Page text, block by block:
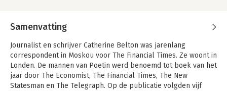
Samenvatting
Journalist en schrijver Catherine Belton was jarenlang
correspondent in Moskou voor The Financial Times. Ze woont in
Londen. De mannen van Poetin werd benoemd tot boek van het
jaar door The Economist, The Financial Times, The New
Statesman en The Telegraph. Op de publicatie volgden vijf